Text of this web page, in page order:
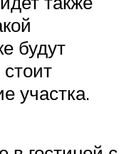
будут
участка.